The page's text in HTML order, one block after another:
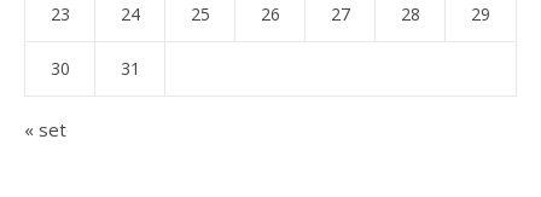
23 24 25 26 27 28 29
30 31
« set